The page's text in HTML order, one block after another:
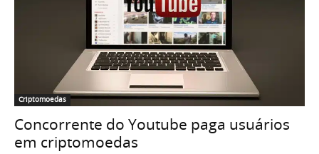
Criptomoedas
Concorrente do Youtube paga usuários
em criptomoedas